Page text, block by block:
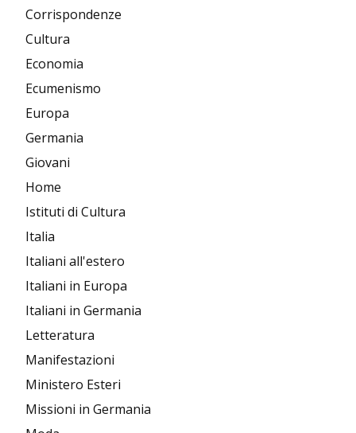
Corrispondenze
Cultura
Economia
Ecumenismo
Europa
Germania
Giovani
Home
Istituti di Cultura
Italia
Italiani all'estero
Italiani in Europa
Italiani in Germania
Letteratura
Manifestazioni
Ministero Esteri
Missioni in Germania